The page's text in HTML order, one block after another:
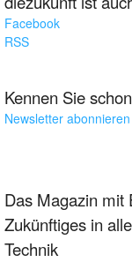
Facebook
RSS
Kennen Sie
Newsletter abonnieren
Das Magazin mit
Zukünftiges in
Technik